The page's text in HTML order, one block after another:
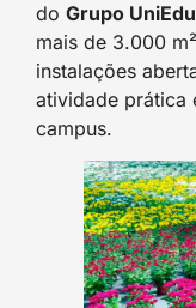
do Grupo
mais de 3.000
instalações
atividade prática
campus.